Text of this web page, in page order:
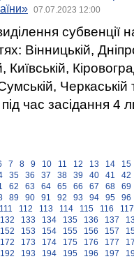
07.07.2023 12:00
субвенції
Вінницькій,
Черкаській
час засідання 4
7 8 9 10 11 12 13 14
15
35 36 37 38 39 40 41
42
62 63 64 65 66 67 68
69
89 90 91 92 93 94 95
96
111 112 113 114 115 116
117
132 133 134 135 136 137
152 153 154 155 156 157
172 173 174 175 176 177
192 193 194 195 196 197